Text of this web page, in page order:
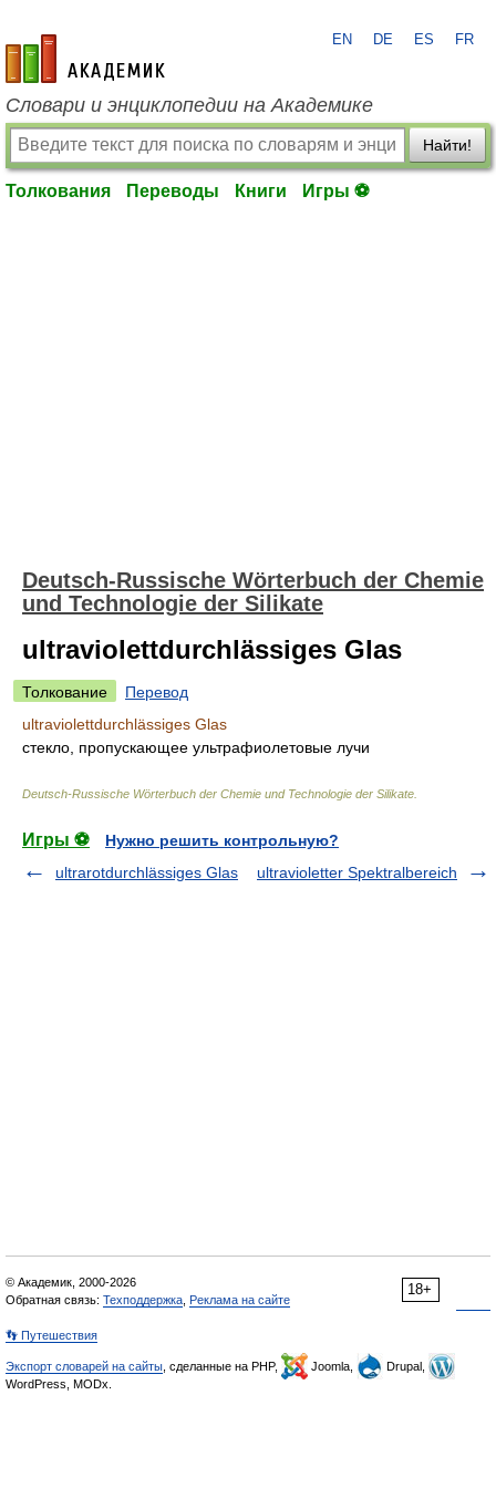
academic.ru
EN DE ES FR
Словари и энциклопедии на Академике
Найти!
Толкования Переводы Книги Игры ⚽
Deutsch-Russische Wörterbuch der Chemie
und Technologie der Silikate
ultraviolettdurchlässiges Glas
Толкование
Перевод
ultraviolettdurchlässiges Glas
стекло, пропускающее ультрафиолетовые лучи
Deutsch-Russische Wörterbuch der Chemie und Technologie der Silikate
Игры ⚽
Нужно решить контрольную?
ultrarotdurchlässiges Glas
ultravioletter Spektralbereich
18+
© Академик, 2000-2026
Обратная связь: Техподдержка Реклама на сайте
👣 Путешествия
Экспорт словарей на сайты , сделанные на PHP, Joomla,
Drupal,
WordPress, MODx.